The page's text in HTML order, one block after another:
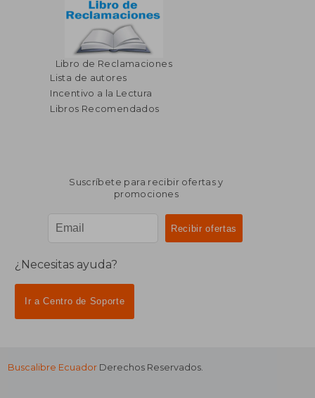
Libro de Reclamaciones
Lista de autores
Incentivo a la Lectura
Libros Recomendados
Suscríbete para recibir ofertas y
promociones
¿Necesitas ayuda?
Ir a Centro de Soporte
Buscalibre Ecuador Derechos Reservados.